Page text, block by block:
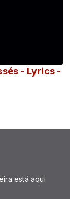
- Lyrics -
está aqui